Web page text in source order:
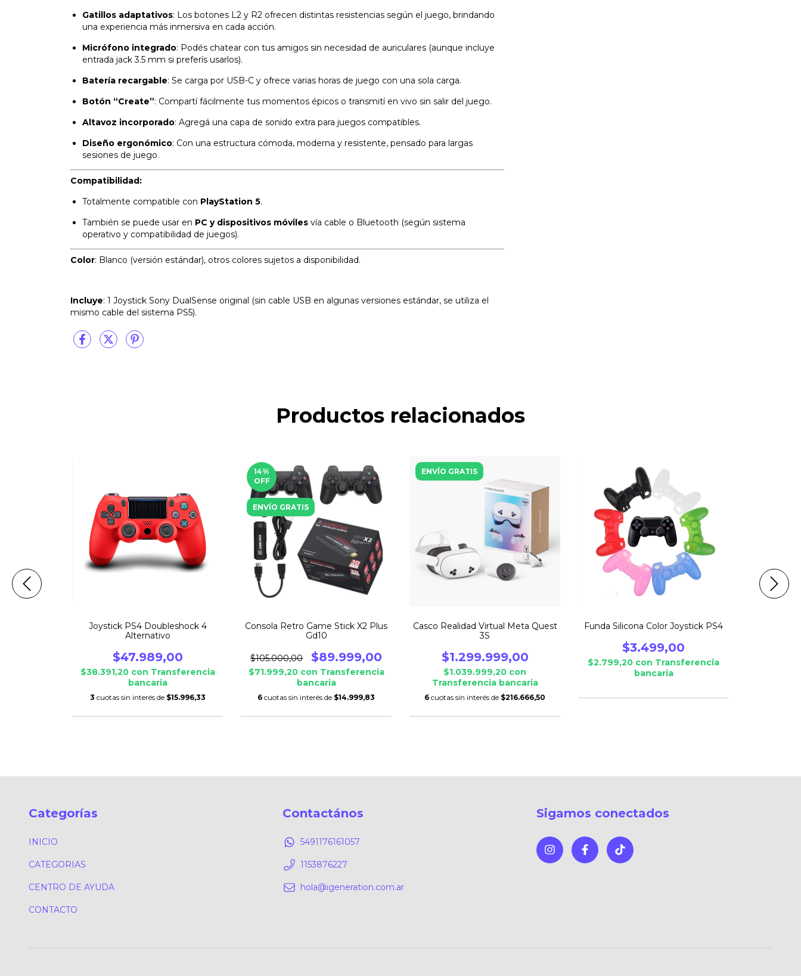
Gatillos adaptativos: Los botones L2 y R2 ofrecen distintas resistencias según el juego, brindando
una experiencia más inmersiva en cada acción.
Micrófono integrado: Podés chatear con tus amigos sin necesidad de auriculares (aunque incluye
entrada jack 3.5 mm si preferís usarlos).
Batería recargable: Se carga por USB-C y ofrece varias horas de juego con una sola carga.
Botón “Create”: Compartí fácilmente tus momentos épicos o transmití en vivo sin salir del juego.
Altavoz incorporado: Agregá una capa de sonido extra para juegos compatibles.
Diseño ergonómico: Con una estructura cómoda, moderna y resistente, pensado para largas
sesiones de juego.
Compatibilidad:
Totalmente compatible con PlayStation 5.
También se puede usar en PC y dispositivos móviles vía cable o Bluetooth (según sistema
operativo y compatibilidad de juegos).
Color: Blanco (versión estándar), otros colores sujetos a disponibilidad.
Incluye: 1 Joystick Sony DualSense original (sin cable USB en algunas versiones estándar, se utiliza el
mismo cable del sistema PS5).
Productos relacionados
Joystick PS4 Doubleshock 4
Alternativo
$47.989,00
$38.391,20 con Transferencia
bancaria
3 cuotas sin interés de $15.996,33
14%
OFF
ENVÍO GRATIS
Consola Retro Game Stick X2 Plus
Gd10
$105.000,00 $89.999,00
$71.999,20 con Transferencia
bancaria
6 cuotas sin interés de $14.999,83
ENVÍO GRATIS
Casco Realidad Virtual Meta Quest
3S
$1.299.999,00
$1.039.999,20 con
Transferencia bancaria
6 cuotas sin interés de $216.666,50
Funda Silicona Color Joystick PS4
$3.499,00
$2.799,20 con Transferencia
bancaria
Categorías
INICIO
CATEGORIAS
CENTRO DE AYUDA
CONTACTO
Contactános
5491176161057
1153876227
hola@igeneration.com.ar
Sigamos conectados